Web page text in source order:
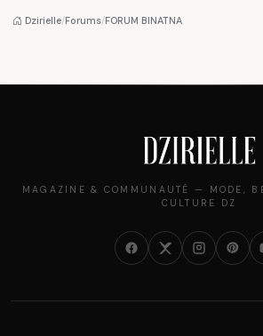
pièce mode de l'été
Dzirielle/Forums/FORUM BINATNA
MAGAZINE & COMMUNAUTÉ — MODE,
CULTURE DZ